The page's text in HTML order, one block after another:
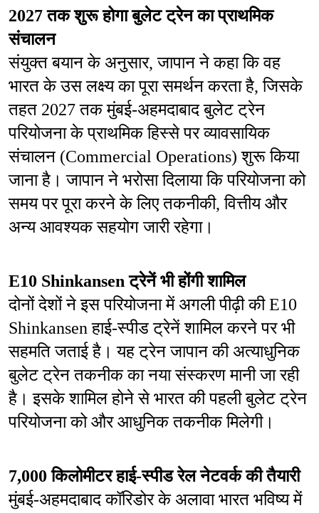
2027 तक शुरू होगा बुलेट ट्रेन का प्राथमिक
संचालन
संयुक्त बयान के अनुसार, जापान ने कहा कि वह
भारत के उस लक्ष्य का पूरा समर्थन करता है, जिसके
तहत 2027 तक मुंबई-अहमदाबाद बुलेट ट्रेन
परियोजना के प्राथमिक हिस्से पर व्यावसायिक
संचालन (Commercial Operations) शुरू किया
जाना है। जापान ने भरोसा दिलाया कि परियोजना को
समय पर पूरा करने के लिए तकनीकी, वित्तीय और
अन्य आवश्यक सहयोग जारी रहेगा।
E10 Shinkansen ट्रेनें भी होंगी शामिल
दोनों देशों ने इस परियोजना में अगली पीढ़ी की E10
Shinkansen हाई-स्पीड ट्रेनें शामिल करने पर भी
सहमति जताई है। यह ट्रेन जापान की अत्याधुनिक
बुलेट ट्रेन तकनीक का नया संस्करण मानी जा रही
है। इसके शामिल होने से भारत की पहली बुलेट ट्रेन
परियोजना को और आधुनिक तकनीक मिलेगी।
7,000 किलोमीटर हाई-स्पीड रेल नेटवर्क की तैयारी
मुंबई-अहमदाबाद कॉरिडोर के अलावा भारत भविष्य में